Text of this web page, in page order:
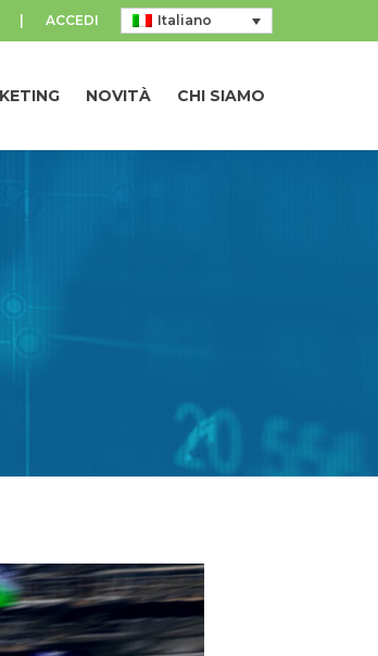
ACCEDI Italiano
NOVITÀ CHI SIAMO
NOVITÀ CHI SIAMO